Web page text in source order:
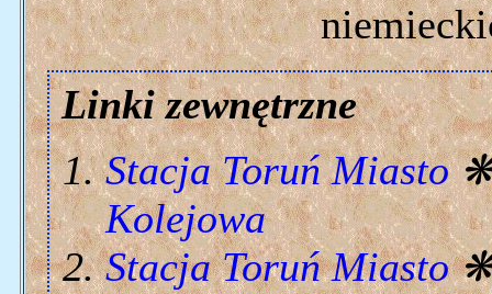
Linki zewnętrzne
Stacja Toruń Miasto
Kolejowa
Stacja Toruń Miasto